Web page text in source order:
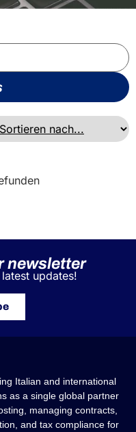
newsletter
updates!
Italian and international
as a single global partner
managing contracts,
and tax compliance for